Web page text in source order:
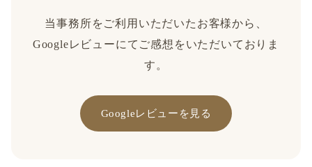
当事務所をご利用いただいたお客様から、
Googleレビューにてご感想をいただいておりま
す。
Googleレビューを見る